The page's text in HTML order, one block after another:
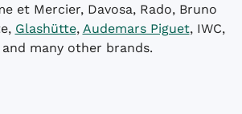
et Mercier, Davosa, Rado, Bruno
Glashütte, Audemars Piguet, IWC,
and many other brands.